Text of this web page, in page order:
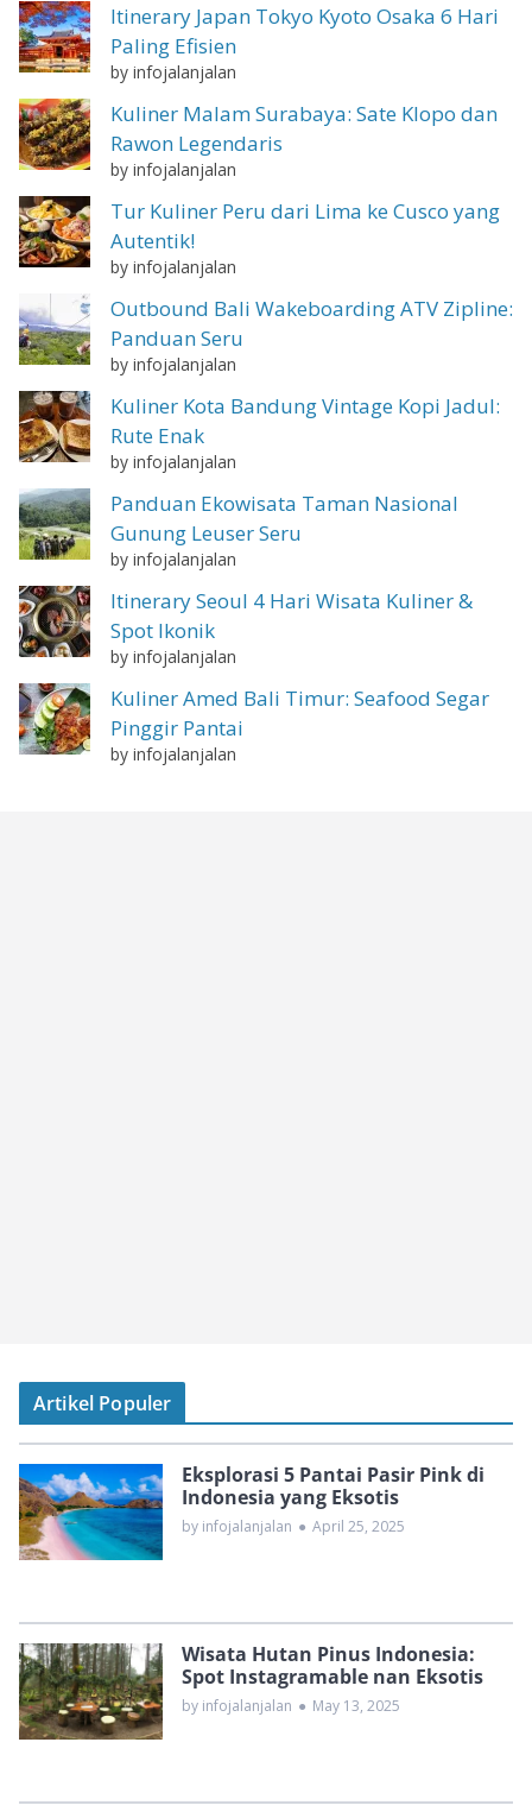
Itinerary Japan Tokyo Kyoto Osaka 6 Hari
Paling Efisien
by infojalanjalan
Kuliner Malam Surabaya: Sate Klopo dan
Rawon Legendaris
by infojalanjalan
Tur Kuliner Peru dari Lima ke Cusco yang
Autentik!
by infojalanjalan
Outbound Bali Wakeboarding ATV Zipline:
Panduan Seru
by infojalanjalan
Kuliner Kota Bandung Vintage Kopi Jadul:
Rute Enak
by infojalanjalan
Panduan Ekowisata Taman Nasional
Gunung Leuser Seru
by infojalanjalan
Itinerary Seoul 4 Hari Wisata Kuliner &
Spot Ikonik
by infojalanjalan
Kuliner Amed Bali Timur: Seafood Segar
Pinggir Pantai
by infojalanjalan
Artikel Populer
Eksplorasi 5 Pantai Pasir Pink di
Indonesia yang Eksotis
by infojalanjalan ● April 25, 2025
Wisata Hutan Pinus Indonesia:
Spot Instagramable nan Eksotis
by infojalanjalan ● May 13, 2025